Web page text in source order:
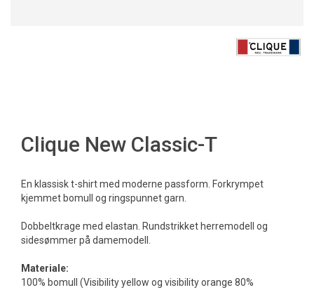
Clique New Classic-T
En klassisk t-shirt med moderne passform. Forkrympet
kjemmet bomull og ringspunnet garn.
Dobbeltkrage med elastan. Rundstrikket herremodell og
sidesømmer på damemodell.
Materiale:
100% bomull (Visibility yellow og visibility orange 80%